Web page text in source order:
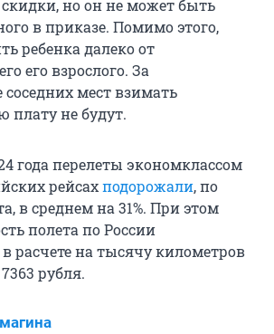
но он не может быть
в приказе. Помимо этого,
ребенка далеко от
его взрослого. За
соседних мест взимать
плату не будут.
года перелеты экономклассом
рейсахподорожали, по
в среднем на 31%. При этом
полета по России
расчете на тысячу километров
рубля.